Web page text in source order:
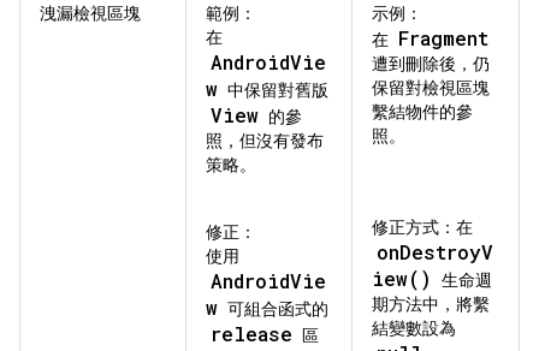
洩漏檢視區塊
範例：
在
AndroidVie
w 中保留對舊版
View 的參
照，但沒有發布
策略。
修正：
使用
AndroidVie
w 可組合函式的
release 區
示例：
在 Fragment
遭到刪除後，仍
保留對檢視區塊
繫結物件的參
照。
修正方式：在
onDestroyV
iew()
生命週
期方法中，將繫
結變數設為